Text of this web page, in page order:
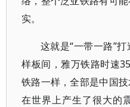
实。
这就是“一带一路”
样板间，雅万铁路时速
铁路一样，全部是中国
在世界上产生了很大的